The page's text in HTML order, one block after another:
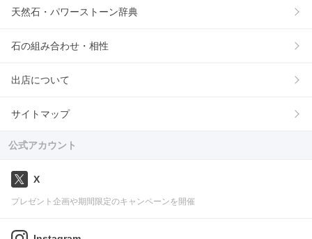
天然石・パワーストーン辞典
石の組み合わせ・相性
出店について
サイトマップ
公式アカウント
X
プレゼント企画や期間限定のキャンペーンを開催